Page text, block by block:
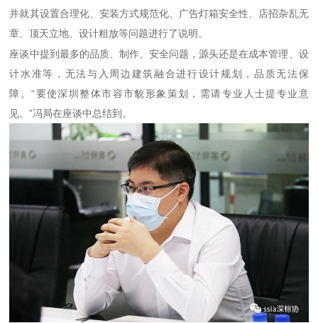
并就其设置合理化、安装方式规范化、广告灯箱安全性、店招杂乱无
章、顶天立地、设计粗放等问题进行了说明。
座谈中提到最多的品质、制作、安全问题，源头还是在成本管理、设
计水准等，无法与入周边建筑融合进行设计规划，品质无法保
障。“要使深圳整体市容市貌形象策划，需请专业人士提专业意
见。”冯局在座谈中总结到。